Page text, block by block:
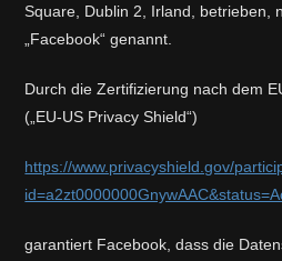
Square, Dublin 2, Irland, betrieben,
„Facebook“ genannt.
Durch die Zertifizierung nach dem
(„EU-US Privacy Shield“)
https://www.privacyshield.gov/
garantiert Facebook, dass die